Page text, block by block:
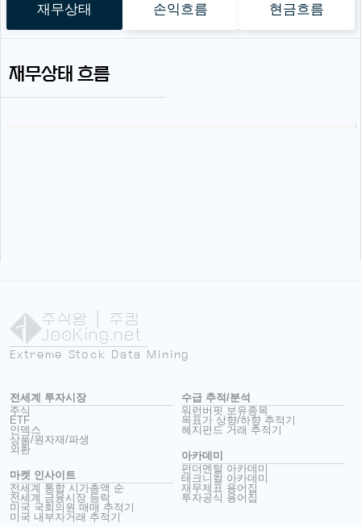
재무상태 손익흐름 현금흐름
재무상태 흐름
주식왕 | 주킹
JooKing.net
Extreme Stock Data Mining
전세계 투자시장
주식
ETF
인덱스
상품/원자재/파생
외환
마켓 인사이트
전세계 통합 시가총액 순
전세계 금융시장 등락
미국 국회의원 매매 추적기
미국 내부자거래 추적기
수급 추적/분석
워런버핏 보유종목
목표가 상향/하향 추적기
헤지펀드 거래 추적기
아카데미
펀더멘털 아카데미
테크니컬 아카데미
재무제표 용어집
투자공식 용어집